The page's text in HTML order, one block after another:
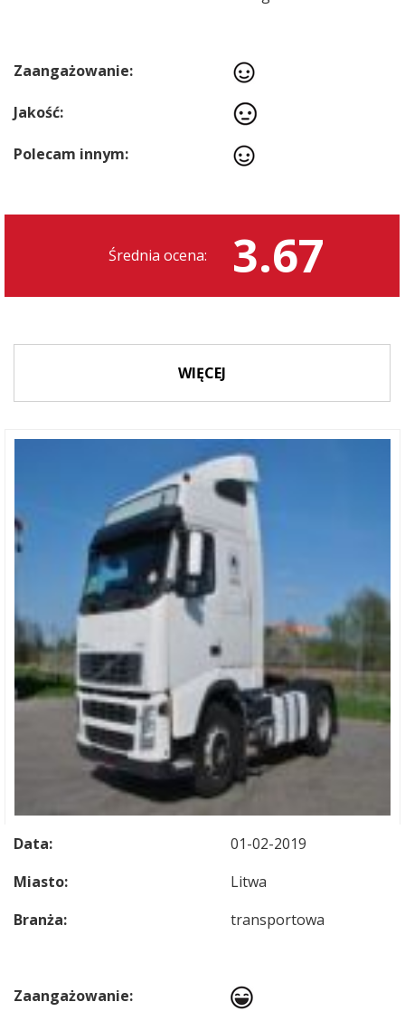
Zaangażowanie:
Jakość:
Polecam innym:
Średnia ocena: 3.67
WIĘCEJ
Data:
01-02-2019
Miasto:
Litwa
Branża:
transportowa
Zaangażowanie: